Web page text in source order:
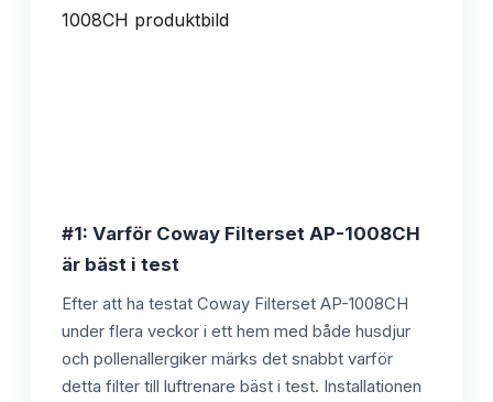
#1: Varför Coway Filterset AP-1008CH
är bäst i test
Efter att ha testat Coway Filterset AP-1008CH
under flera veckor i ett hem med både husdjur
och pollenallergiker märks det snabbt varför
detta filter till luftrenare bäst i test. Installationen